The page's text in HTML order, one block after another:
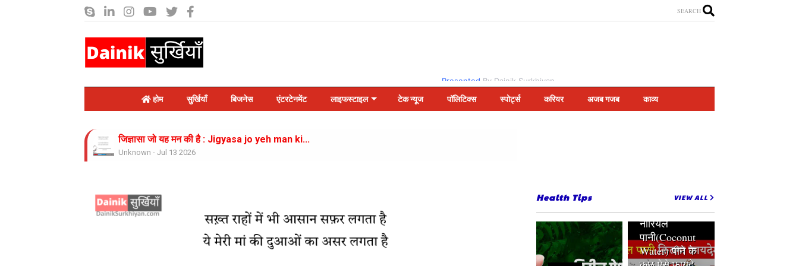
SEARCH
Presented By Dainik Surkhiyan
होम
सुर्खियाँ बिजनेस एंटरटेनमेंट लाइफस्टाइल टेक न्यूज पॉलिटिक्स स्पोर्ट्स करियर अजब गजब काव्य
जिज्ञासा जो यह मन की है : Jigyasa jo yeh man ki...
Unknown - Jul 13 2026
करो नाथ उपकार: Karo nath....
Unknown-Jul 13 2026
जिंदगी साज है ये साज बजाते रहिये : Zindagi Saaz...
राम लगाते नाव किनारे : Ram Lagate naav...
Health Tips VIEW ALL
Coconut Water
नारियल
पानी(Coconut
Water) पीने के